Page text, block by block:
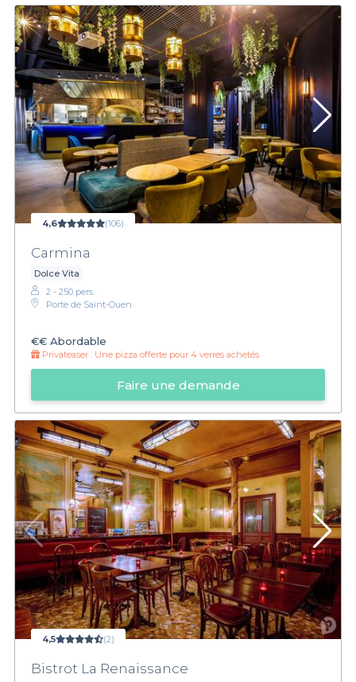
4,6 (106)
Carmina
Dolce Vita
2 - 250 pers.
Porte de Saint-Ouen
€€ Abordable
Privateaser : Une pizza offerte pour 4 verres achetés
Faire une demande
4,5 (2)
Bistrot La Renaissance